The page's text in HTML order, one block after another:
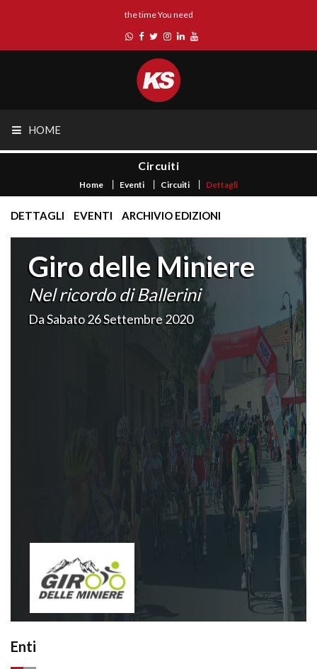
the time You need
HOME
Circuiti
Home Eventi Circuiti Dettagli
DETTAGLI EVENTI ARCHIVIO EDIZIONI
Giro delle Miniere
Nel ricordo di Ballerini
Da Sabato 26 Settembre 2020
Enti